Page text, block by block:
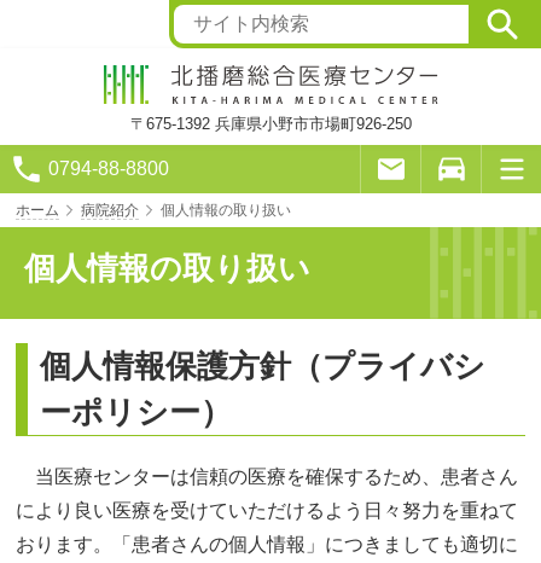
ホーム 病院紹介 個人情報の取り扱い
個人情報の取り扱い
個人情報保護方針（プライバシ
ーポリシー）
当医療センターは信頼の医療を確保するため、患者さん
により良い医療を受けていただけるよう日々努力を重ねて
おります。「患者さんの個人情報」につきましても適切に
〒675-1392 兵庫県小野市市場町926-250
0794-88-8800